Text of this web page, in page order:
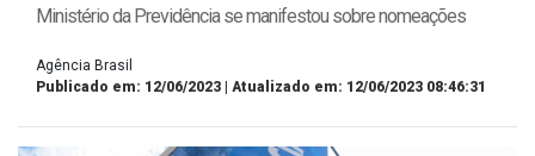
Ministério da Previdência se manifestou sobre nomeações
Agência Brasil
Publicado em: 12/06/2023 | Atualizado em: 12/06/2023 08:46:31